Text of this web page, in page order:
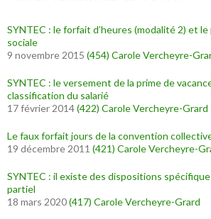
SYNTEC : le forfait d’heures (modalité 2) et
sociale
9 novembre 2015 (454) Carole Vercheyre-
SYNTEC : le versement de la prime de
classification du salarié
17 février 2014(422) Carole Vercheyre-Grard
Le faux forfait jours de la convention
19 décembre 2011 (421) Carole Vercheyre-
SYNTEC : il existe des dispositions
partiel
18 mars 2020(417) Carole Vercheyre-Grard